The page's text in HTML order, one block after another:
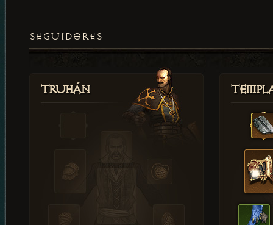
SEGUIDORES
Truhán